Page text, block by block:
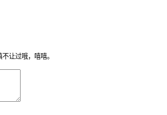
不让过哦，嘻嘻。